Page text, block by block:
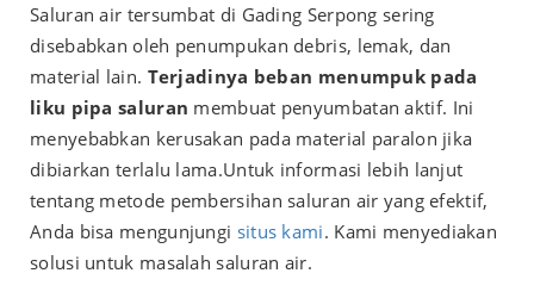
Saluran air tersumbat di Gading Serpong sering
disebabkan oleh penumpukan debris, lemak, dan
material lain. Terjadinya beban menumpuk pada
liku pipa saluran membuat penyumbatan aktif. Ini
menyebabkan kerusakan pada material paralon jika
dibiarkan terlalu lama.Untuk informasi lebih lanjut
tentang metode pembersihan saluran air yang efektif,
Anda bisa mengunjungi situs kami. Kami menyediakan
solusi untuk masalah saluran air.